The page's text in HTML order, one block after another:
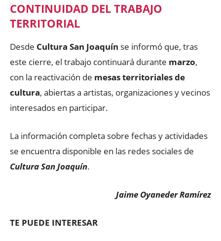
CONTINUIDAD DEL TRABAJO
TERRITORIAL
Desde Cultura San Joaquín se informó que, tras
este cierre, el trabajo continuará durante marzo,
con la reactivación de mesas territoriales de
cultura, abiertas a artistas, organizaciones y vecinos
interesados en participar.
La información completa sobre fechas y actividades
se encuentra disponible en las redes sociales de
Cultura San Joaquín.
Jaime Oyaneder Ramírez
TE PUEDE INTERESAR